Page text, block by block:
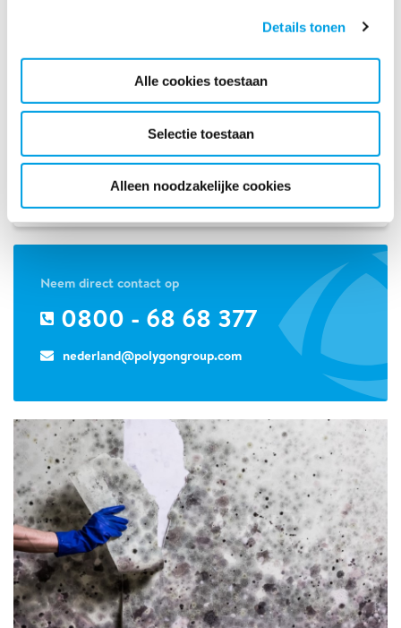
Details tonen
Alle cookies toestaan
Selectie toestaan
Alleen noodzakelijke cookies
Om u te helpen uw woning zo goed mogelijk te ventileren
hebben wij een Ventilatie Checklist gemaakt met handige
tips over ventileren.
VENTILATIE CHECKLIST OPENEN
Neem direct contact op
0800 - 68 68 377
nederland@polygongroup.com